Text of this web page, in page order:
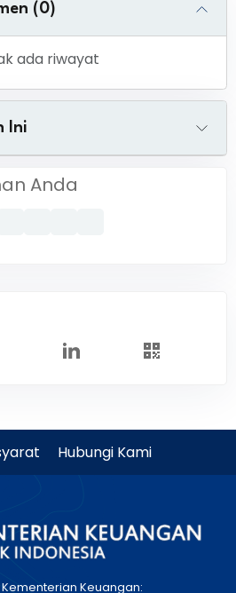
(0)
ada riwayat
Ini
Anda
Hubungi Kami
Keuangan: